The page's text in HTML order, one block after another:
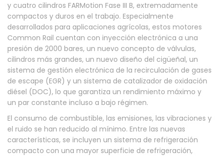
y cuatro cilindros FARMotion Fase III B, extremadamente
compactos y duros en el trabajo. Especialmente
desarrollados para aplicaciones agrícolas, estos motores
Common Rail cuentan con inyección electrónica a una
presión de 2000 bares, un nuevo concepto de válvulas,
cilindros más grandes, un nuevo diseño del cigüeñal, un
sistema de gestión electrónica de la recirculación de gases
de escape (EGR) y un sistema de catalizador de oxidación
diésel (DOC), lo que garantiza un rendimiento máximo y
un par constante incluso a bajo régimen.
El consumo de combustible, las emisiones, las vibraciones y
el ruido se han reducido al mínimo. Entre las nuevas
características, se incluyen un sistema de refrigeración
compacto con una mayor superficie de refrigeración,